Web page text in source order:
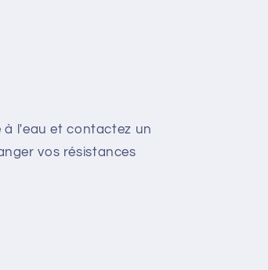
à l'eau et contactez un
vos résistances